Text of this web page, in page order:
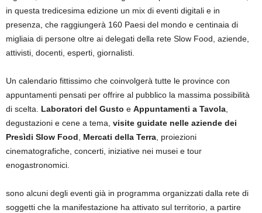
in questa tredicesima edizione un mix di eventi digitali e in
presenza, che raggiungerà 160 Paesi del mondo e centinaia di
migliaia di persone oltre ai delegati della rete Slow Food, aziende,
attivisti, docenti, esperti, giornalisti.
Un calendario fittissimo che coinvolgerà tutte le province con
appuntamenti pensati per offrire al pubblico la massima possibilità
di scelta. Laboratori del Gusto e Appuntamenti a Tavola,
degustazioni e cene a tema, visite guidate nelle aziende dei
Presìdi Slow Food, Mercati della Terra, proiezioni
cinematografiche, concerti, iniziative nei musei e tour
enogastronomici.
sono alcuni degli eventi già in programma organizzati dalla rete di
soggetti che la manifestazione ha attivato sul territorio, a partire